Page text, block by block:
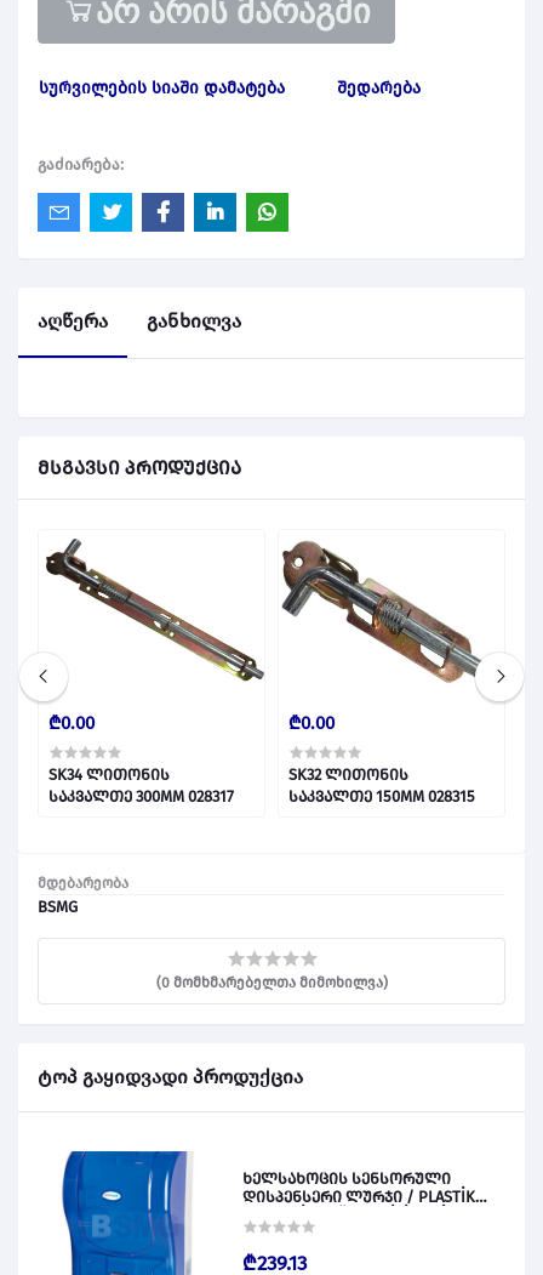
არ არის მარაგში
სურვილების სიაში დამატება შედარება
გაძიარება:
მდებარეობა
BSMG
(0 მომხმარებელთა მიმოხილვა)
ტოპ გაყიდვადი პროდუქცია
ხელსახოცის სენსორული
დისპენსერი ლურჯი / PLASTİK
₾239.13
აღწერა განხილვა
მსგავსი პროდუქცია
₾0.00
SK34 ლითონის
საკვალთე 300MM 028317
₾0.00
SK32 ლითონის
საკვალთე 150MM 028315